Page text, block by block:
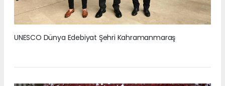
UNESCO Dünya Edebiyat Şehri Kahramanmaraş